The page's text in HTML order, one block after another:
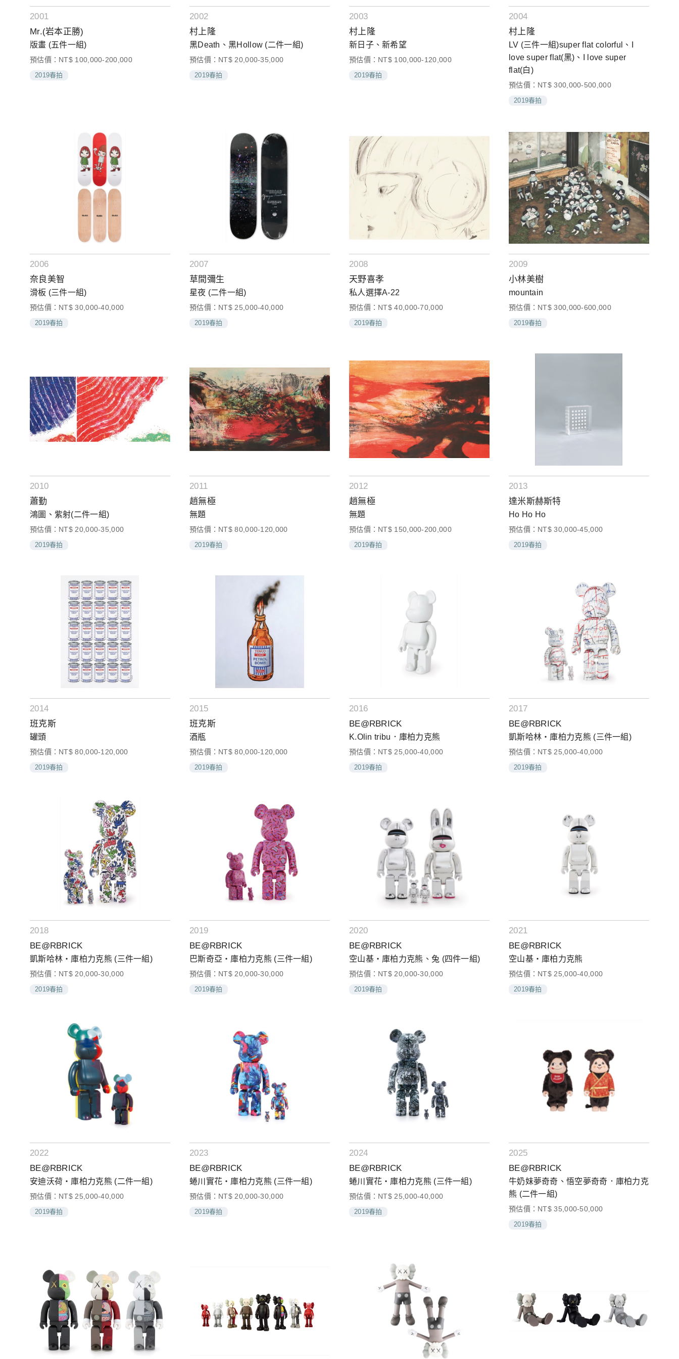
2001
Mr.(岩本正勝)
版畫 (五件一組)
預估價：NT$ 100,000-200,000
2019春拍
2002
村上隆
黑Death、黑Hollow (二件一組)
預估價：NT$ 20,000-35,000
2019春拍
2003
村上隆
新日子、新希望
預估價：NT$ 100,000-120,000
2019春拍
2004
村上隆
LV (三件一組)super flat colorful、I
love super flat(黑)、I love super
flat(白)
預估價：NT$ 300,000-500,000
2019春拍
2006
奈良美智
滑板 (三件一組)
預估價：NT$ 30,000-40,000
2019春拍
2007
草間彌生
星夜 (二件一組)
預估價：NT$ 25,000-40,000
2019春拍
2008
天野喜孝
私人選擇A-22
預估價：NT$ 40,000-70,000
2019春拍
2009
小林美樹
mountain
預估價：NT$ 300,000-600,000
2019春拍
2010
蕭勤
鴻圖、紫射(二件一組)
預估價：NT$ 20,000-35,000
2019春拍
2011
趙無極
無題
預估價：NT$ 80,000-120,000
2019春拍
2012
趙無極
無題
預估價：NT$ 150,000-200,000
2019春拍
2013
達米斯赫斯特
Ho Ho Ho
預估價：NT$ 30,000-45,000
2019春拍
2014
班克斯
罐頭
預估價：NT$ 80,000-120,000
2019春拍
2015
班克斯
酒瓶
預估價：NT$ 80,000-120,000
2019春拍
2016
BE@RBRICK
K.Olin tribu．庫柏力克熊
預估價：NT$ 25,000-40,000
2019春拍
2017
BE@RBRICK
凱斯哈林‧庫柏力克熊 (三件一組)
預估價：NT$ 25,000-40,000
2019春拍
2018
BE@RBRICK
凱斯哈林‧庫柏力克熊 (三件一組)
預估價：NT$ 20,000-30,000
2019春拍
2019
BE@RBRICK
巴斯奇亞‧庫柏力克熊 (三件一組)
預估價：NT$ 20,000-30,000
2019春拍
2020
BE@RBRICK
空山基‧庫柏力克熊、兔 (四件一組)
預估價：NT$ 20,000-30,000
2019春拍
2021
BE@RBRICK
空山基‧庫柏力克熊
預估價：NT$ 25,000-40,000
2019春拍
2022
BE@RBRICK
安迪沃荷‧庫柏力克熊 (二件一組)
預估價：NT$ 25,000-40,000
2019春拍
2023
BE@RBRICK
蜷川實花‧庫柏力克熊 (三件一組)
預估價：NT$ 20,000-30,000
2019春拍
2024
BE@RBRICK
蜷川實花‧庫柏力克熊 (三件一組)
預估價：NT$ 25,000-40,000
2019春拍
2025
BE@RBRICK
牛奶妹夢奇奇、悟空夢奇奇．庫柏力克
熊 (二件一組)
預估價：NT$ 35,000-50,000
2019春拍